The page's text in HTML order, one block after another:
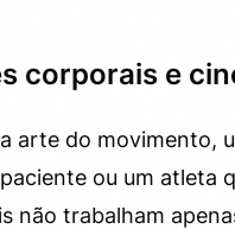
corporais e
arte do movimento,
ou um atleta
não trabalham